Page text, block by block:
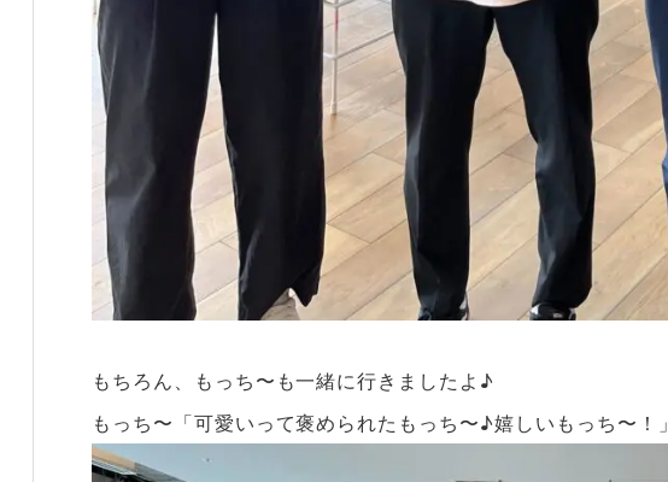
もちろん、もっち〜も一緒に行きましたよ♪
もっち〜「可愛いって褒められたもっち〜♪嬉しいもっち〜！」